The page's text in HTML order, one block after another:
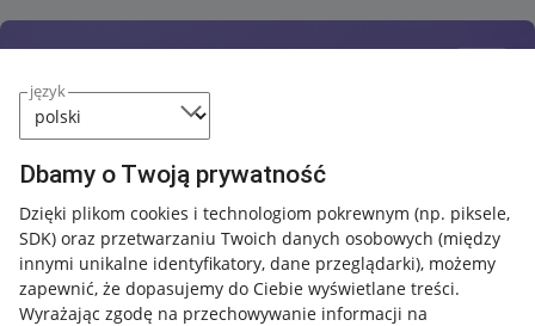
język
Dbamy o Twoją prywatność
Dzięki plikom cookies i technologiom pokrewnym (np. piksele,
SDK) oraz przetwarzaniu Twoich danych osobowych (między
innymi unikalne identyfikatory, dane przeglądarki), możemy
zapewnić, że dopasujemy do Ciebie wyświetlane treści.
Wyrażając zgodę na przechowywanie informacji na